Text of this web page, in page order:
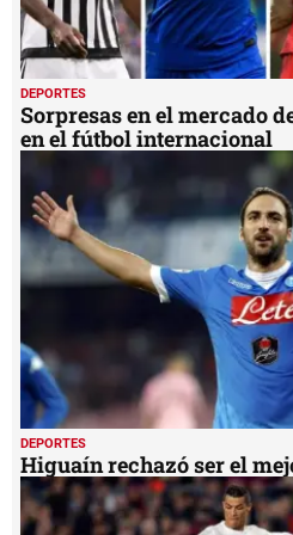
DEPORTES
Sorpresas en el mercado
en el fútbol internacional
DEPORTES
Higuaín rechazó ser el